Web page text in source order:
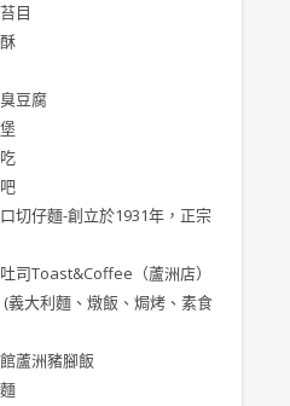
目
豆腐
切仔麵-創立於1931年，正宗
司Toast&Coffee（蘆洲店）
(義大利麵、燉飯、焗烤、素食
蘆洲豬腳飯